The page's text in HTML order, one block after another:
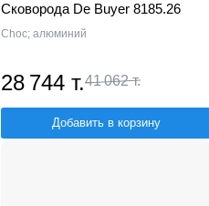
Сковорода De Buyer 8185.26
Choc; алюминий
28 744 т.41 062 т.
Добавить в корзину